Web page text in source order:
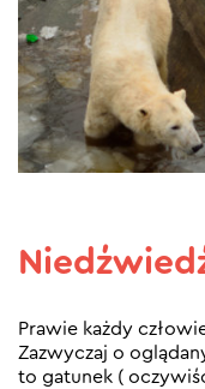
Prawie każdy
Zazwyczaj o
to gatunek (